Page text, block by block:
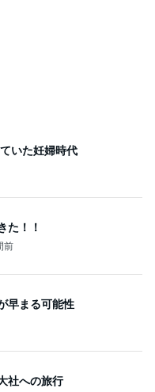
いた妊婦時代
た！！
前
早まる可能性
社への旅行